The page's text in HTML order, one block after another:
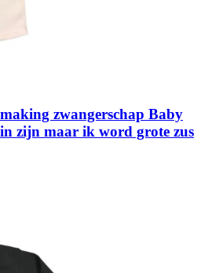
zwangerschap Baby
zijn maar ik word grote zus